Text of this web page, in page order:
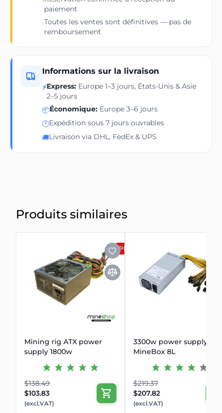
paiement
›Toutes les ventes sont définitives — pas de
remboursement
Informations sur la livraison
⚡Express: Europe 1–3 jours, États-Unis & Asie
2–5 jours
📦Économique: Europe 3–6 jours
🕐Expédition sous 7 jours ouvrables
🚚Livraison via DHL, FedEx & UPS
Produits similaires
PROMOTION
Mining rig ATX power
supply 1800w
$138.49
$103.83
(excl.VAT)
3300w power supply for
MineBox 8L
$219.37
$207.82
(excl.VAT)